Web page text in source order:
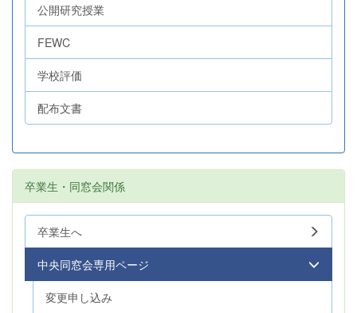
公開研究授業
FEWC
学校評価
配布文書
卒業生・同窓会関係
卒業生へ
中央同窓会専用ページ
変更申し込み